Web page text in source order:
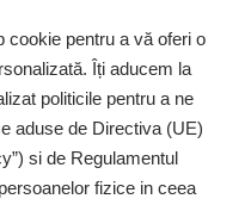
cookie pentru a vă oferi o
Îți aducem la
politicile pentru a ne
aduse de Directiva (UE)
si de Regulamentul
fizice in ceea